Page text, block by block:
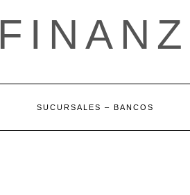
SUCURSALES – BANCOS